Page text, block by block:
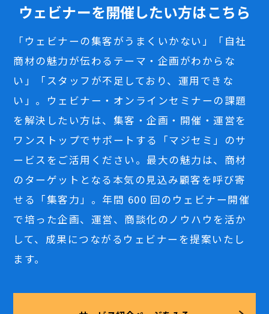
ウェビナーを開催したい方はこちら
「ウェビナーの集客がうまくいかない」「自社
商材の魅力が伝わるテーマ・企画がわからな
い」「スタッフが不足しており、運用できな
い」。ウェビナー・オンラインセミナーの課題
を解決したい方は、集客・企画・開催・運営を
ワンストップでサポートする「マジセミ」のサ
ービスをご活用ください。最大の魅力は、商材
のターゲットとなる本気の見込み顧客を呼び寄
せる「集客力」。年間 600 回のウェビナー開催
で培った企画、運営、商談化のノウハウを活か
して、成果につながるウェビナーを提案いたし
ます。